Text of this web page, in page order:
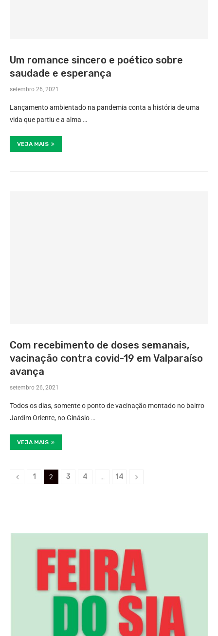
Um romance sincero e poético sobre
saudade e esperança
setembro 26, 2021
Lançamento ambientado na pandemia conta a história de uma
vida que partiu e a alma …
VEJA MAIS
Com recebimento de doses semanais,
vacinação contra covid-19 em Valparaíso
avança
setembro 26, 2021
Todos os dias, somente o ponto de vacinação montado no bairro
Jardim Oriente, no Ginásio …
VEJA MAIS
1 2 3 4 … 14